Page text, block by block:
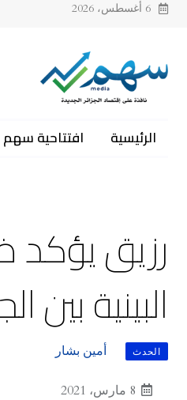
6 أغسطس، 2026
الرئيسية افتتاحية سهم
رزيق يؤكد
البينية بين
الحدث أمين بشار
8 مارس، 2021